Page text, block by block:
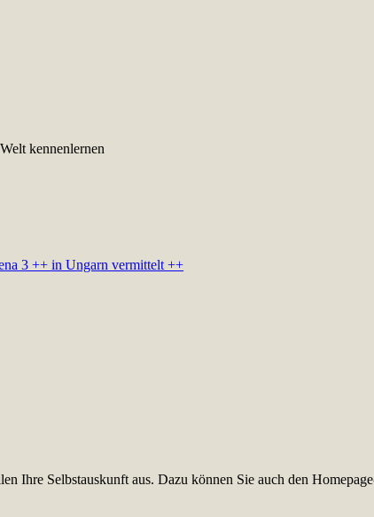
kennenlernen
3 ++ in Ungarn vermittelt ++
Ihre Selbstauskunft aus. Dazu können Sie auch den